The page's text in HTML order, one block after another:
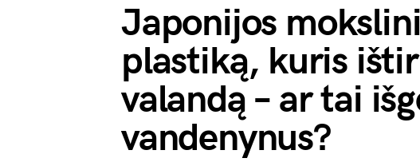
Japonijos
plastiką, kuris
valandą – ar tai
vandenynus?